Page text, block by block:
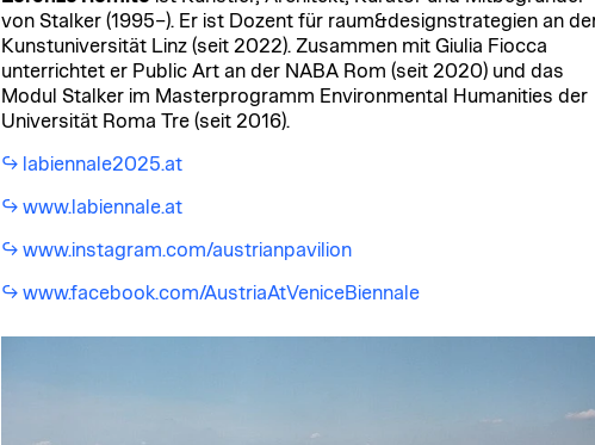
von Stalker (1995–). Er ist Dozent für raum&designstrategien an
Kunstuniversität Linz (seit 2022). Zusammen mit Giulia Fiocca
unterrichtet er Public Art an der NABA Rom (seit 2020) und das
Modul Stalker im Masterprogramm Environmental Humanities der
Universität Roma Tre (seit 2016).
labiennale2025.at
www.labiennale.at
www.instagram.com/austrianpavilion
www.facebook.com/AustriaAtVeniceBiennale